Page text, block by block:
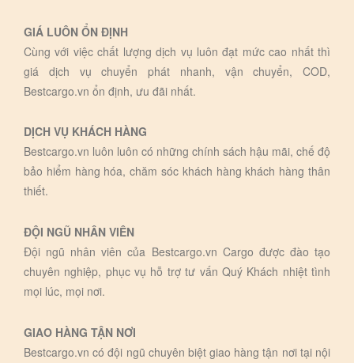
GIÁ LUÔN ỔN ĐỊNH
Cùng với việc chất lượng dịch vụ luôn đạt mức cao nhất thì
giá dịch vụ chuyển phát nhanh, vận chuyển, COD,
Bestcargo.vn ổn định, ưu đãi nhất.
DỊCH VỤ KHÁCH HÀNG
Bestcargo.vn luôn luôn có những chính sách hậu mãi, chế độ
bảo hiểm hàng hóa, chăm sóc khách hàng khách hàng thân
thiết.
ĐỘI NGŨ NHÂN VIÊN
Đội ngũ nhân viên của Bestcargo.vn Cargo được đào tạo
chuyên nghiệp, phục vụ hỗ trợ tư vấn Quý Khách nhiệt tình
mọi lúc, mọi nơi.
GIAO HÀNG TẬN NƠI
Bestcargo.vn có đội ngũ chuyên biệt giao hàng tận nơi tại nội